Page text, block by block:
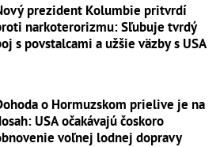
prezident Kolumbie pritvrdí
narkoterorizmu: Sľubuje tvrdý
s povstalcami a užšie väzby s USA
o Hormuzskom prielive je na
USA očakávajú čoskoro
voľnej lodnej dopravy